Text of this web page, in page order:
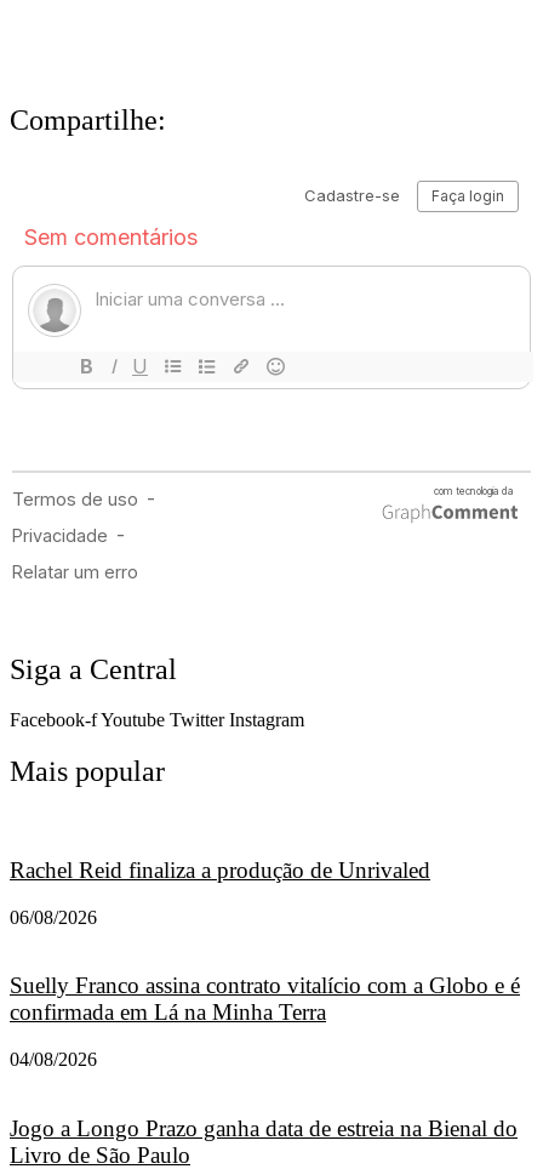
Compartilhe:
Siga a Central
Facebook-fYoutube Twitter Instagram
Mais popular
Rachel Reid finaliza a produção de Unrivaled
06/08/2026
Suelly Franco assina contrato vitalício com a Globo e é
confirmada em Lá na Minha Terra
04/08/2026
Jogo a Longo Prazo ganha data de estreia na Bienal do
Livro de São Paulo